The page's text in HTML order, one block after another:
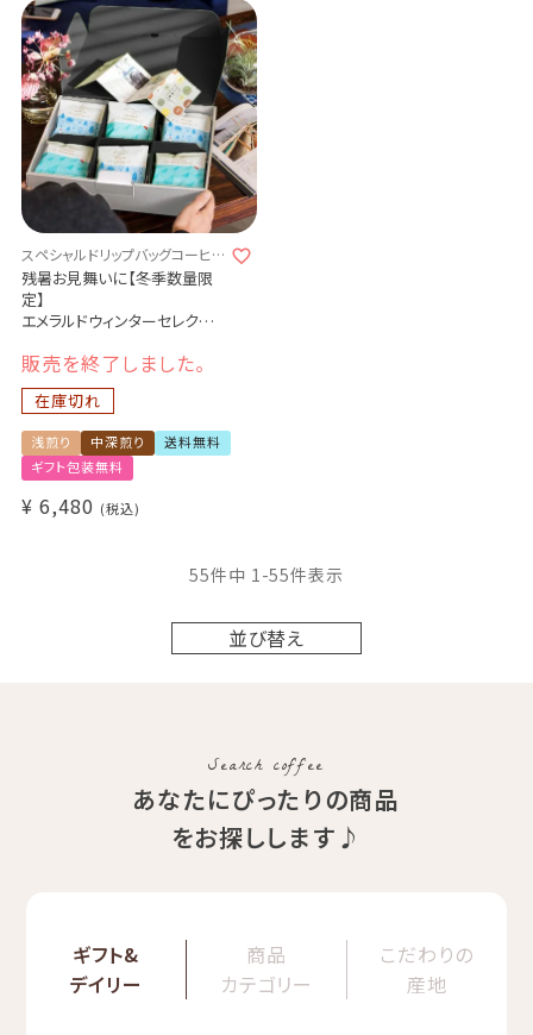
スペシャルドリップバッグコーヒー
冬の特別な贈り物
残暑お見舞いに【冬季数量限
定】
エメラルドウィンターセレクショ
2種30杯ギフトセット
WINTER winter WINTER 15杯
エメラルドマウンテン 15杯
販売を終了しました。
在庫切れ
浅煎り 中深煎り
送料無料
ギフト包装無料
¥ 6,480 税込
並び替え
55件中 1 -55件表示
Search coffee
あなたにぴったりの商品
をお探しします♪
ギフト&
デイリー
商品
カテゴリー
こだわりの
産地